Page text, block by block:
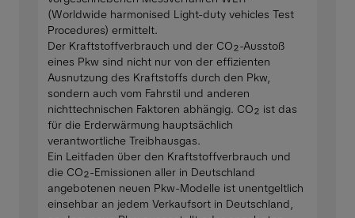
(Worldwide harmonised Light-duty vehicles Test
Procedures) ermittelt.
Der Kraftstoffverbrauch und der CO₂-Ausstoß
eines Pkw sind nicht nur von der effizienten
Ausnutzung des Kraftstoffs durch den Pkw,
sondern auch vom Fahrstil und anderen
nichttechnischen Faktoren abhängig. CO₂ ist das
für die Erderwärmung hauptsächlich
verantwortliche Treibhausgas.
Ein Leitfaden über den Kraftstoffverbrauch und
die CO₂-Emissionen aller in Deutschland
angebotenen neuen Pkw-Modelle ist unentgeltlich
einsehbar an jedem Verkaufsort in Deutschland,